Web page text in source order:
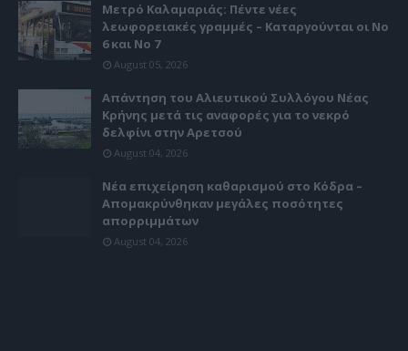
Μετρό Καλαμαριάς: Πέντε νέες
λεωφορειακές γραμμές – Καταργούνται οι Νο
6 και Νο 7
August 05, 2026
Απάντηση του Αλιευτικού Συλλόγου Νέας
Κρήνης μετά τις αναφορές για το νεκρό
δελφίνι στην Αρετσού
August 04, 2026
Νέα επιχείρηση καθαρισμού στο Κόδρα –
Απομακρύνθηκαν μεγάλες ποσότητες
απορριμμάτων
August 04, 2026